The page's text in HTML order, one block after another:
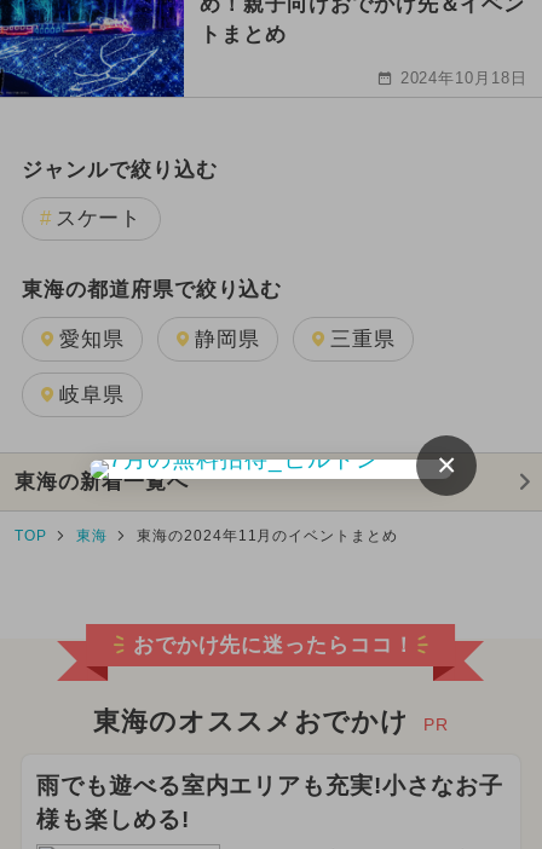
トまとめ
2024年10月18日
ジャンルで絞り込む
スケート
東海の都道府県で絞り込む
愛知県 静岡県 三重県
岐阜県
東海の新着一覧へ
TOP 東海 東海の2024年11月のイベントまとめ
おでかけ先に迷ったらココ！
東海のオススメおでかけ PR
雨でも遊べる室内エリアも充実!小さなお子
様も楽しめる!
×